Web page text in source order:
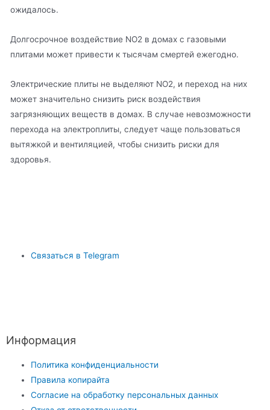
ожидалось.
Долгосрочное воздействие NO2 в домах с газовыми
плитами может привести к тысячам смертей ежегодно.
Электрические плиты не выделяют NO2, и переход на них
может значительно снизить риск воздействия
загрязняющих веществ в домах. В случае невозможности
перехода на электроплиты, следует чаще пользоваться
вытяжкой и вентиляцией, чтобы снизить риски для
здоровья.
Связаться в Telegram
Информация
Политика конфиденциальности
Правила копирайта
Согласие на обработку персональных данных